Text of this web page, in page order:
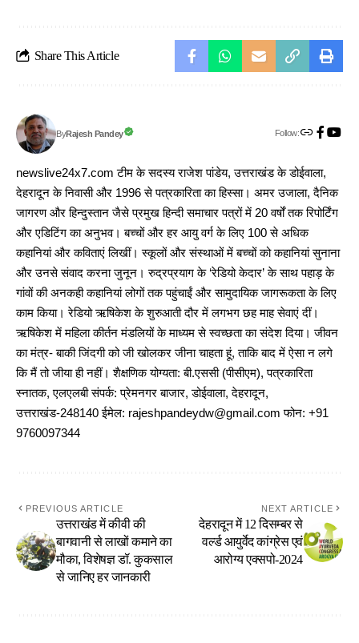
Share This Article
ByRajesh Pandey Follow:
newslive24x7.com टीम के सदस्य राजेश पांडेय, उत्तराखंड के डोईवाला,
देहरादून के निवासी और 1996 से पत्रकारिता का हिस्सा। अमर उजाला, दैनिक
जागरण और हिन्दुस्तान जैसे प्रमुख हिन्दी समाचार पत्रों में 20 वर्षों तक रिपोर्टिंग
और एडिटिंग का अनुभव। बच्चों और हर आयु वर्ग के लिए 100 से अधिक
कहानियां और कविताएं लिखीं। स्कूलों और संस्थाओं में बच्चों को कहानियां सुनाना
और उनसे संवाद करना जुनून। रुद्रप्रयाग के ‘रेडियो केदार’ के साथ पहाड़ के
गांवों की अनकही कहानियां लोगों तक पहुंचाईं और सामुदायिक जागरूकता के लिए
काम किया। रेडियो ऋषिकेश के शुरुआती दौर में लगभग छह माह सेवाएं दीं।
ऋषिकेश में महिला कीर्तन मंडलियों के माध्यम से स्वच्छता का संदेश दिया। जीवन
का मंत्र- बाकी जिंदगी को जी खोलकर जीना चाहता हूं, ताकि बाद में ऐसा न लगे
कि मैं तो जीया ही नहीं। शैक्षणिक योग्यता: बी.एससी (पीसीएम), पत्रकारिता
स्नातक, एलएलबी संपर्क: प्रेमनगर बाजार, डोईवाला, देहरादून,
उत्तराखंड-248140 ईमेल: rajeshpandeydw@gmail.com फोन: +91
9760097344
PREVIOUS ARTICLE
उत्तराखंड में कीवी की
बागवानी से लाखों कमाने का
मौका, विशेषज्ञ डॉ. कुकसाल
से जानिए हर जानकारी
NEXT ARTICLE
देहरादून में 12 दिसम्बर से
वर्ल्ड आयुर्वेद कांग्रेस एवं
आरोग्य एक्सपो-2024